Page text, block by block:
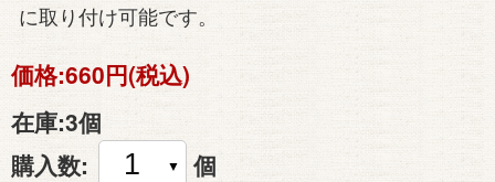
に取り付け可能です。
価格:660円(税込)
在庫:3個
購入数:
個